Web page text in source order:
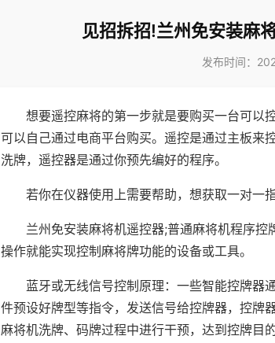
见招拆招!兰州免安装麻
发布时间：
想要遥控麻将的第一步就是要购买一台可以
可以自己通过电商平台购买。遥控是通过主板来
洗牌，遥控器是通过你预先编好的程序。
若你在仪器使用上需要帮助，想获取一对一
兰州免安装麻将机遥控器;普通麻将机程序
操作就能实现控制麻将牌功能的设备或工具。
蓝牙或无线信号控制原理：一些智能控牌器
件预设好牌型等指令，发送信号给控牌器，控牌
麻将机洗牌、码牌过程中进行干预，达到控牌目的